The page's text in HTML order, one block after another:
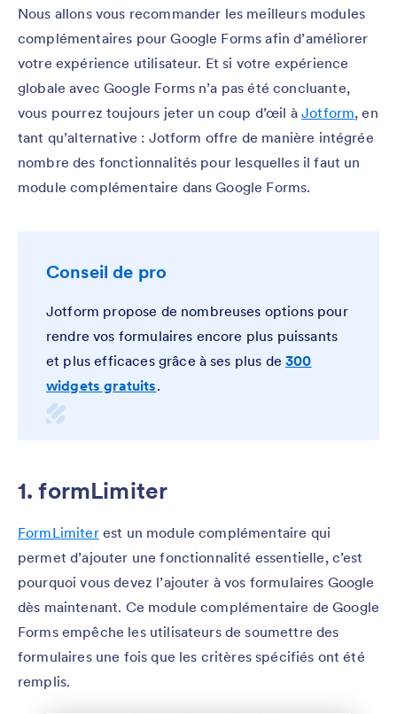
Nous allons vous recommander les meilleurs modules
complémentaires pour Google Forms afin d’améliorer
votre expérience utilisateur. Et si votre expérience
globale avec Google Forms n’a pas été concluante,
vous pourrez toujours jeter un coup d’œil àJotform, en
tant qu’alternative : Jotform offre de manière intégrée
nombre des fonctionnalités pour lesquelles il faut un
module complémentaire dans Google Forms.
Conseil de pro
Jotform propose de nombreuses options pour
rendre vos formulaires encore plus puissants
et plus efficaces grâce à ses plus de300
widgets gratuits.
1. formLimiter
FormLimiterest un module complémentaire qui
permet d’ajouter une fonctionnalité essentielle, c’est
pourquoi vous devez l’ajouter à vos formulaires Google
dès maintenant. Ce module complémentaire de Google
Forms empêche les utilisateurs de soumettre des
formulaires une fois que les critères spécifiés ont été
remplis.